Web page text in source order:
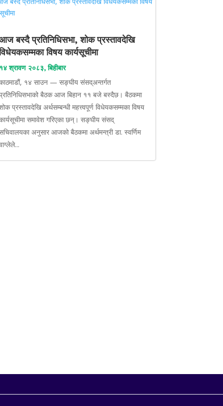
बस्दै प्रतिनिधिसभा, शोक प्रस्तावदेखि
विषय कार्यसूचीमा
१४ श्रावण २०८३, बिहीबार
१४ साउन — सङ्घीय संसद्अन्तर्गत
बैठक आज बिहान ११ बजे बस्दैछ। बैठकमा
प्रस्तावदेखि अर्थसम्बन्धी महत्त्वपूर्ण विधेयकसम्मका विषय
समावेश गरिएका छन्। सङ्घीय संसद्
अनुसार आजको बैठकमा अर्थमन्त्री डा. स्वर्णिम